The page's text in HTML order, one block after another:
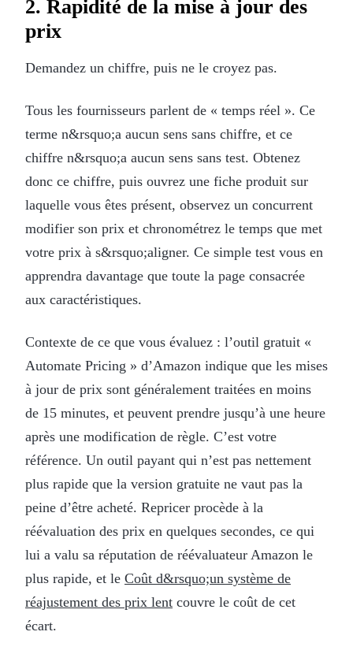
2. Rapidité de la mise à jour des
prix
Demandez un chiffre, puis ne le croyez pas.
Tous les fournisseurs parlent de « temps réel ». Ce
terme n&rsquo;a aucun sens sans chiffre, et ce
chiffre n&rsquo;a aucun sens sans test. Obtenez
donc ce chiffre, puis ouvrez une fiche produit sur
laquelle vous êtes présent, observez un concurrent
modifier son prix et chronométrez le temps que met
votre prix à s&rsquo;aligner. Ce simple test vous en
apprendra davantage que toute la page consacrée
aux caractéristiques.
Contexte de ce que vous évaluez : l’outil gratuit «
Automate Pricing » d’Amazon indique que les mises
à jour de prix sont généralement traitées en moins
de 15 minutes, et peuvent prendre jusqu’à une heure
après une modification de règle. C’est votre
référence. Un outil payant qui n’est pas nettement
plus rapide que la version gratuite ne vaut pas la
peine d’être acheté. Repricer procède à la
réévaluation des prix en quelques secondes, ce qui
lui a valu sa réputation de réévaluateur Amazon le
plus rapide, et le Coût d&rsquo;un système de
réajustement des prix lent couvre le coût de cet
écart.